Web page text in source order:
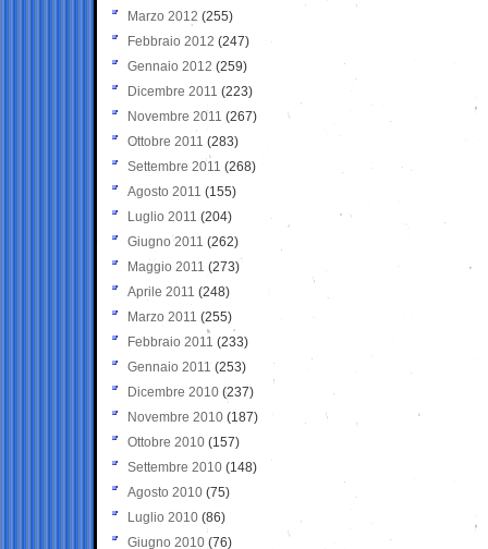
Marzo 2012 (255)
Febbraio 2012 (247)
Gennaio 2012 (259)
Dicembre 2011 (223)
Novembre 2011 (267)
Ottobre 2011 (283)
Settembre 2011 (268)
Agosto 2011 (155)
Luglio 2011 (204)
Giugno 2011 (262)
Maggio 2011 (273)
Aprile 2011 (248)
Marzo 2011 (255)
Febbraio 2011 (233)
Gennaio 2011 (253)
Dicembre 2010 (237)
Novembre 2010 (187)
Ottobre 2010 (157)
Settembre 2010 (148)
Agosto 2010 (75)
Luglio 2010 (86)
Giugno 2010 (76)